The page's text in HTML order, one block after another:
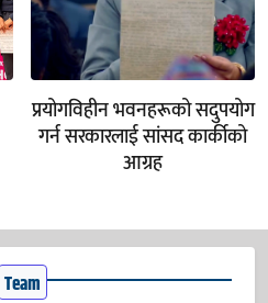
प्रयोगविहीन भवनहरूको सदुपयोग
गर्न सरकारलाई सांसद कार्कीको
आग्रह
Team